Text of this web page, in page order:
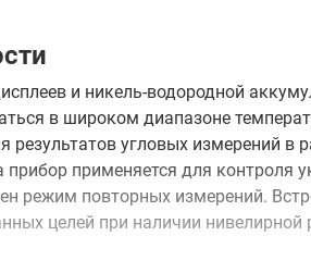
и никель-водородной
в широком диапазоне
угловых измерений в
прибор применяется для контроля
режим повторных измерений.
целей при наличии нивелирной